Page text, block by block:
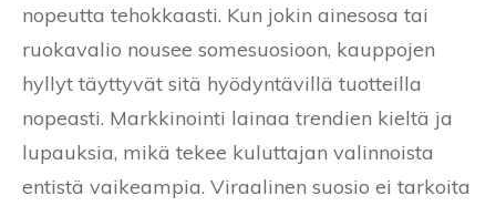
nopeutta tehokkaasti. Kun jokin ainesosa tai
ruokavalio nousee somesuosioon, kauppojen
hyllyt täyttyvät sitä hyödyntävillä tuotteilla
nopeasti. Markkinointi lainaa trendien kieltä ja
lupauksia, mikä tekee kuluttajan valinnoista
entistä vaikeampia. Viraalinen suosio ei tarkoita